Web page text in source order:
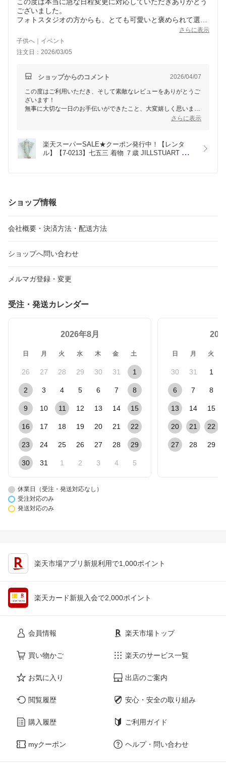
ございました。
フォトスタジオの方からも、とても可愛いと褒められて選ん
ミントグリーンが娘にもよく合っていて、見ている方もとて
も嬉しかったです。
本当にありがとうございました！！
さらに表示
子供へ｜イベント
注文日：2026/03/05
ショップからのコメント 2026/04/07
この度はご利用いただき、そして素敵なレビューをありがとうご
ざいます！
無事に大切な一日のお手伝いができたこと、大変嬉しく思いま
変光栄です。
また、フォトスタジオの皆様にもお褒めいただけたとのお話を伺
い、スタッフ一同嬉しく思います。
さらに表示
楽天スーパーSALE★クーポン発行中！【レンタ
ル】【7-0213】七五三 着物 ７歳 JILLSTUART ジル
ショップ情報
会社概要・決済方法・配送方法
ショップへ問い合わせ
メルマガ登録・変更
受注・発送カレンダー
2026年8月
日 月 火 水 木 金 土
26 27 28 29 30 31 1
2 3 4 5 6 7 8
9 10 11 12 13 14 15
16 17 18 19 20 21 22
23 24 25 26 27 28 29
30 31 1 2 3 4 5
日 月 火
30 31 1
6 7 8
13 14 15
20 21 22
27 28 29
休業日（受注・発送対応なし）
受注対応のみ
発送対応のみ
楽天市場アプリ新規利用で1,000ポイント
楽天カード新規入会で2,000ポイント
会員情報
買い物かご
お気に入り
閲覧履歴
購入履歴
myクーポン
楽天市場トップ
楽天のサービス一覧
出店のご案内
安心・安全の取り組み
ご利用ガイド
ヘルプ・問い合わせ